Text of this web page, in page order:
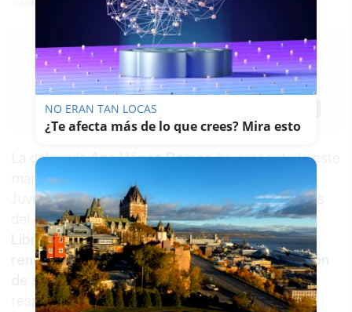
LAVOZDELSUR.ES
01/06/2021Actualizado: 01/06/2021 - 17:09
Link
La delegadaAna Hérica Ramosha presentado este
martes el trabajo realizado por la Delegación de
Juventud, de forma consensuada con los artistas
del graffiti, para relanzar elprograma Muros
Libres ‘Spres’arte 2021’con unaimagen
renovada, nuevos espacios, y una actualización
de su programacióndirigida a mejorarla y a dar
respuesta a necesidades de funcionamiento
NO ERAN TAN LOCAS
¿Te afecta más de lo que crees? Mira esto